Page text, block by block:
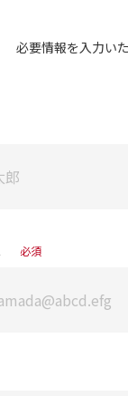
必要情報を入力い
必須